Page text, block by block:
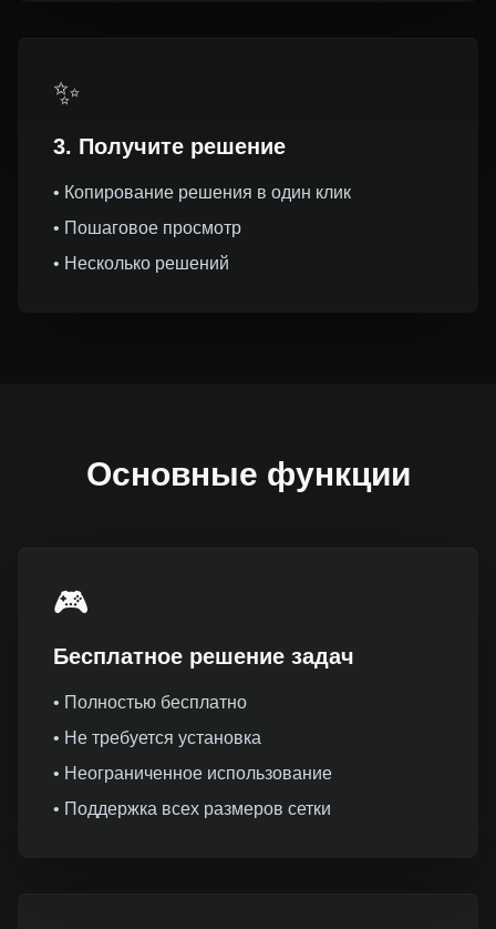
✨
3. Получите решение
• Копирование решения в один клик
• Пошаговое просмотр
• Несколько решений
Основные функции
🎮
Бесплатное решение задач
• Полностью бесплатно
• Не требуется установка
• Неограниченное использование
• Поддержка всех размеров сетки